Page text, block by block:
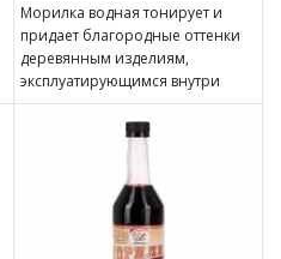
Морилка водная тонирует и
придает благородные оттенки
деревянным изделиям,
эксплуатирующимся внутри
помещений. Может
использоваться для наружных